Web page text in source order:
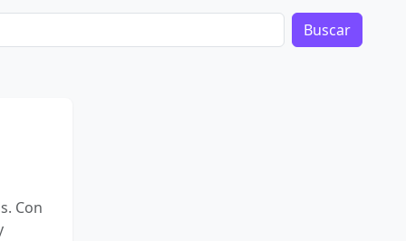
Buscar
Con